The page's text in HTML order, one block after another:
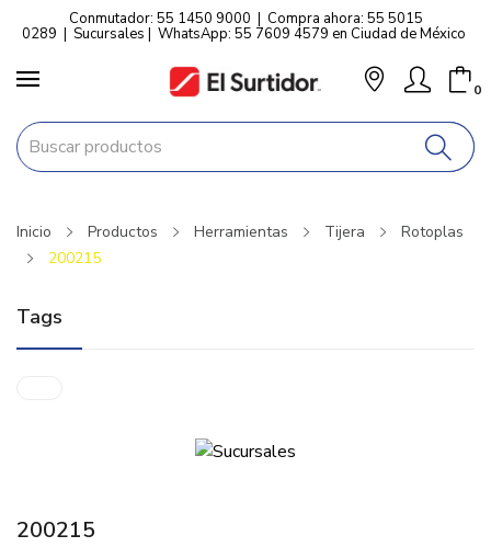
Conmutador: 55 1450 9000 | Compra ahora: 55 5015
0289 | Sucursales | WhatsApp: 55 7609 4579 en Ciudad de México
0
Inicio Productos Herramientas Tijera
Rotoplas
200215
Tags
200215